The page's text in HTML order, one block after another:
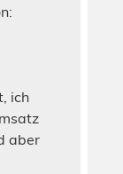
ich
aber